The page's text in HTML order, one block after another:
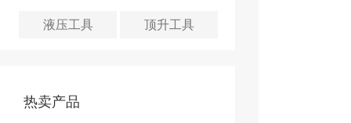
液压工具 顶升工具
热卖产品